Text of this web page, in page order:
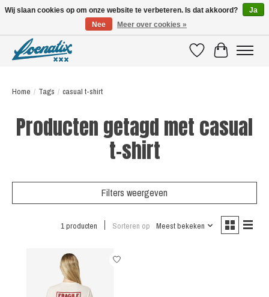
VerlanglijstWinkelwagen
Home / Tags / casual t-shirt
Producten getagd met casual
t-shirt
Filters weergeven
1 producten Sorteren op Meest bekeken
Wij slaan cookies op om onze website te verbeteren. Is dat akkoord?
Ja
Nee
Meer over cookies »